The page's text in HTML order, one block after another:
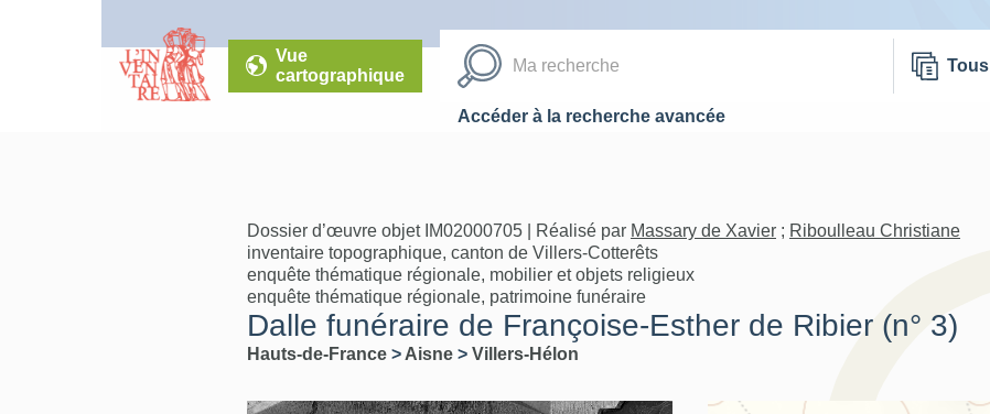
Vue
cartographique
Tous
Accéder à la recherche avancée
Dossier d’œuvre objet IM02000705 | Réalisé par Massary de Xavier ; Riboulleau Christiane
inventaire topographique, canton de Villers-Cotterêts
enquête thématique régionale, mobilier et objets religieux
enquête thématique régionale, patrimoine funéraire
Dalle funéraire de Françoise-Esther de Ribier (n° 3)
Hauts-de-France > Aisne > Villers-Hélon